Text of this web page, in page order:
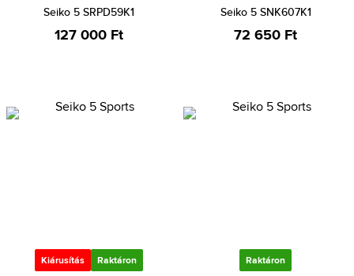
Seiko 5 SRPD59K1
127 000 Ft
Seiko 5 SNK607K1
72 650 Ft
Kiárusítás Raktáron Raktáron